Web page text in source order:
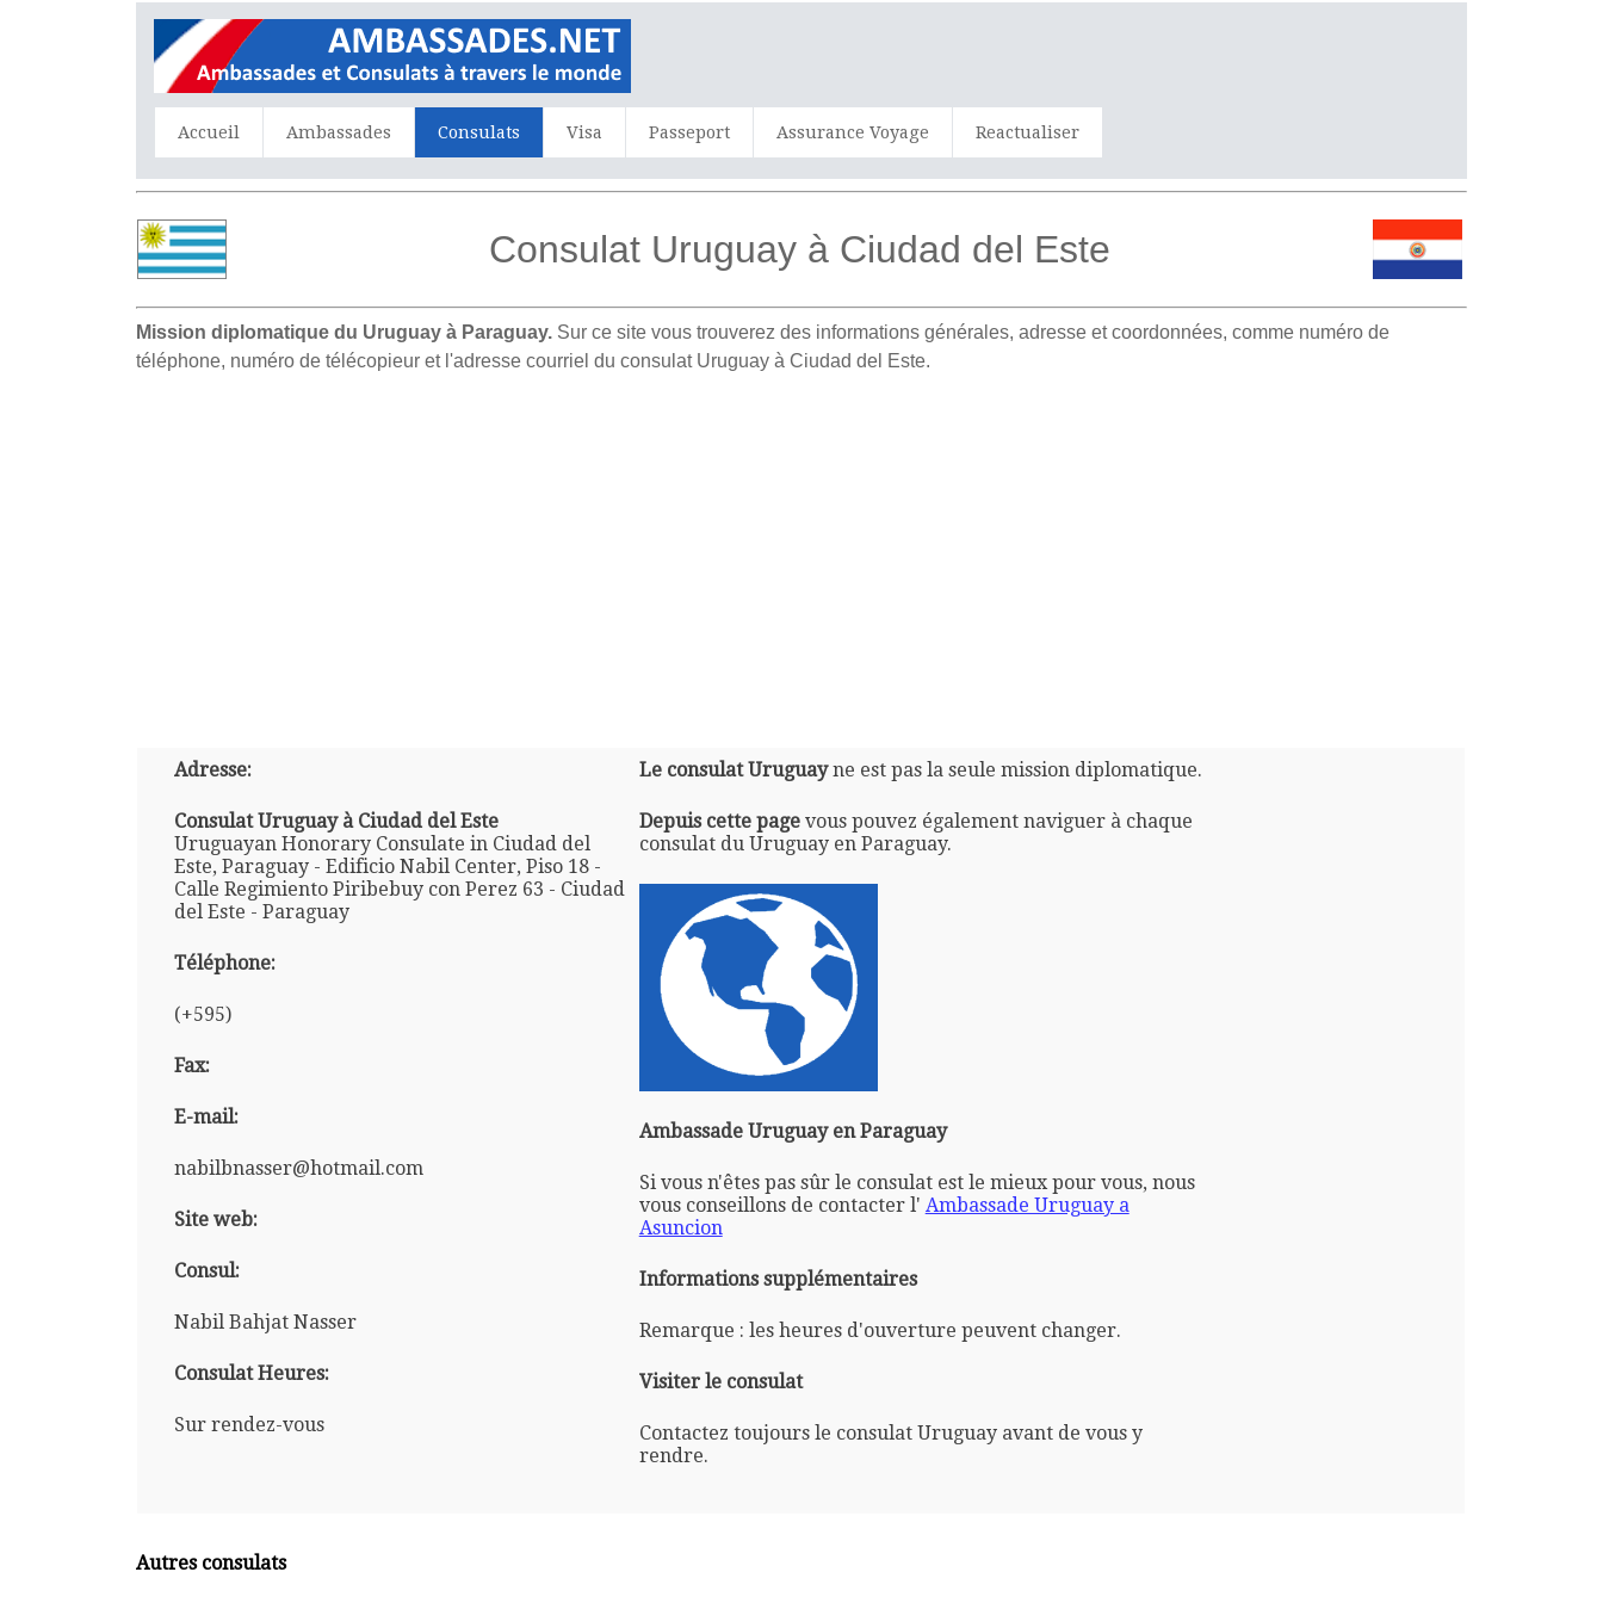
Accueil Ambassades Consulats Visa Passeport Assurance Voyage Reactualiser
Consulat Uruguay à Ciudad del Este
Mission diplomatique du Uruguay à Paraguay. Sur ce site vous trouverez des informations générales, adresse et coordonnées, comme numéro de
téléphone, numéro de télécopieur et l'adresse courriel du consulat Uruguay à Ciudad del Este.
Adresse:
Consulat Uruguay à Ciudad del Este
Uruguayan Honorary Consulate in Ciudad del
Este, Paraguay - Edificio Nabil Center, Piso 18 -
Calle Regimiento Piribebuy con Perez 63 - Ciudad
del Este - Paraguay
Téléphone:
(+595)
Fax:
E-mail:
nabilbnasser@hotmail.com
Site web:
Consul:
Nabil Bahjat Nasser
Consulat Heures:
Sur rendez-vous
Le consulat Uruguayne est pas la seule mission diplomatique.
Depuis cette pagevous pouvez également naviguer à chaque
consulat du Uruguay en Paraguay.
Ambassade Uruguay en Paraguay
Si vous n'êtes pas sûr le consulat est le mieux pour vous, nous
vous conseillons de contacter l' Ambassade Uruguay a
Asuncion
Informations supplémentaires
Remarque : les heures d'ouverture peuvent changer.
Visiter le consulat
Contactez toujours le consulat Uruguay avant de vous y
rendre.
Autres consulats